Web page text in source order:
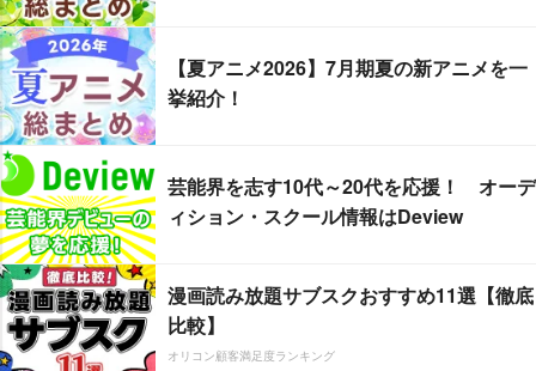
【夏アニメ2026】7月期夏の新アニメを一
挙紹介！
芸能界を志す10代～20代を応援！ オーデ
ィション・スクール情報はDeview
漫画読み放題サブスクおすすめ11選【徹底
比較】
オリコン顧客満足度ランキング